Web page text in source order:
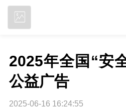
2025年全国“安
公益广告
2025-06-16 16:24:55